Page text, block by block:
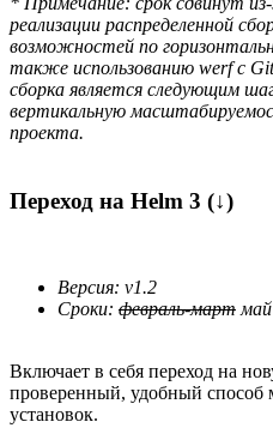
реализации распределенной
возможностей по
также использованию werf с
сборка является следующим
вертикальную
проекта.
Переход на Helm 3 (↓)
Версия: v1.2
Сроки: февраль-март
Включает в себя переход на
проверенный, удобный
установок.